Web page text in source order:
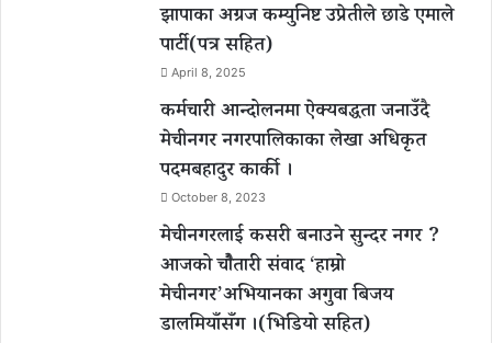
झापाका अग्रज कम्युनिष्ट उप्रेतीले छाडे एमाले
पार्टी(पत्र सहित)
April 8, 2025
कर्मचारी आन्दोलनमा ऐक्यबद्धता जनाउँदै
मेचीनगर नगरपालिकाका लेखा अधिकृत
पदमबहादुर कार्की ।
October 8, 2023
मेचीनगरलाई कसरी बनाउने सुन्दर नगर ?
आजको चौैतारी संवाद ‘हाम्रो
मेचीनगर’अभियानका अगुवा बिजय
डालमियाँसँग ।(भिडियो सहित)